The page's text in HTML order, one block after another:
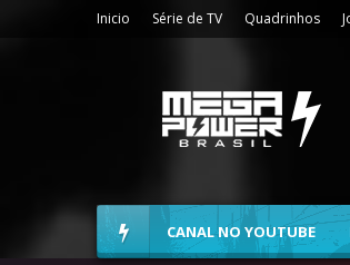
Inicio Série de TV Quadrinhos
CANAL NO YOUTUBE